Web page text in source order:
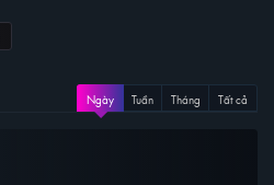
Ngày Tuần Tháng Tất cả